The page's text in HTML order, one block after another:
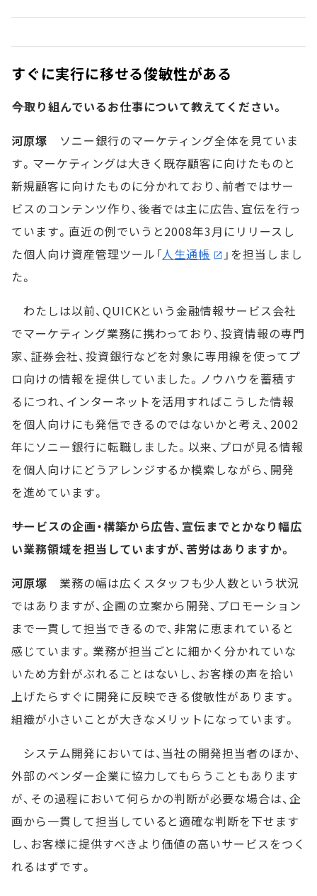
すぐに実行に移せる俊敏性がある
――今取り組んでいるお仕事について教えてください。
河原塚 ソニー銀行のマーケティング全体を見ていま
す。マーケティングは大きく既存顧客に向けたものと
新規顧客に向けたものに分かれており、前者ではサー
ビスのコンテンツ作り、後者では主に広告、宣伝を行っ
ています。直近の例でいうと2008年3月にリリースし
た個人向け資産管理ツール「人生通帳
」を担当しまし
た。
わたしは以前、QUICKという金融情報サービス会社
でマーケティング業務に携わっており、投資情報の専門
家、証券会社、投資銀行などを対象に専用線を使ってプ
ロ向けの情報を提供していました。ノウハウを蓄積す
るにつれ、インターネットを活用すればこうした情報
を個人向けにも発信できるのではないかと考え、2002
年にソニー銀行に転職しました。以来、プロが見る情報
を個人向けにどうアレンジするか模索しながら、開発
を進めています。
――サービスの企画・構築から広告、宣伝までとかなり幅広
い業務領域を担当していますが、苦労はありますか。
河原塚 業務の幅は広くスタッフも少人数という状況
ではありますが、企画の立案から開発、プロモーション
まで一貫して担当できるので、非常に恵まれていると
感じています。業務が担当ごとに細かく分かれていな
いため方針がぶれることはないし、お客様の声を拾い
上げたらすぐに開発に反映できる俊敏性があります。
組織が小さいことが大きなメリットになっています。
システム開発においては、当社の開発担当者のほか、
外部のベンダー企業に協力してもらうこともあります
が、その過程において何らかの判断が必要な場合は、企
画から一貫して担当していると適確な判断を下せます
し、お客様に提供すべきより価値の高いサービスをつく
れるはずです。